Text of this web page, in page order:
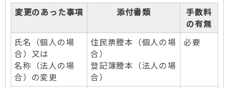
変更のあった事項 添付書類
手数料
の有無
氏名（個人の場
合）又は
名称（法人の場
合）の変更
住民票謄本（個人の場
合）
登記簿謄本（法人の場
合）
必要